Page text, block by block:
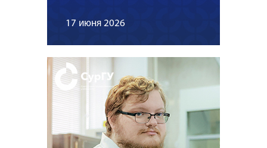
17 июня 2026